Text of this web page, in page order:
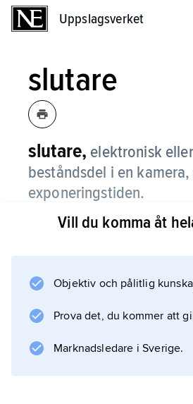
Uppslagsverket
slutare
slutare, elektronisk
beståndsdel i en
exponeringstiden.
Slutaren kan vara placerad i
elementet (
). Förutom att (tillsammans
släppa in rätt ljusmängd,
slutartiden för att påverka
Vill du komma åt
Objektiv och pålitlig
Prova det, du kommer att
Marknadsledare i Sverige.